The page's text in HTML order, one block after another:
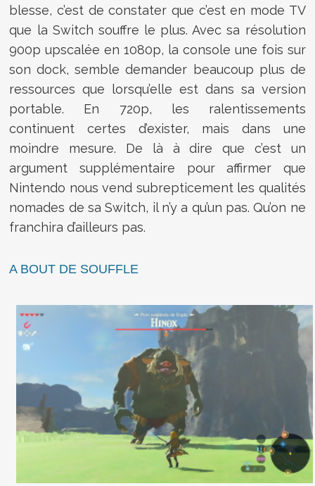
blesse, c’est de constater que c’est en mode TV
que la Switch souffre le plus. Avec sa résolution
900p upscalée en 1080p, la console une fois sur
son dock, semble demander beaucoup plus de
ressources que lorsqu’elle est dans sa version
portable. En 720p, les ralentissements
continuent certes d’exister, mais dans une
moindre mesure. De là à dire que c’est un
argument supplémentaire pour affirmer que
Nintendo nous vend subrepticement les qualités
nomades de sa Switch, il n’y a qu’un pas. Qu’on ne
franchira d’ailleurs pas.
A BOUT DE SOUFFLE